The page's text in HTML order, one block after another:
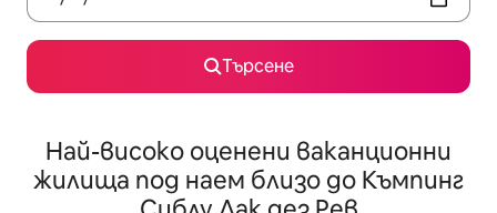
Търсене
Най-високо оценени ваканционни
жилища под наем близо до Къмпинг